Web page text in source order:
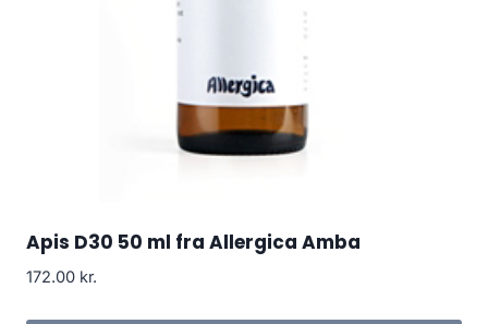
Apis D30 50 ml fra Allergica Amba
172.00 kr.